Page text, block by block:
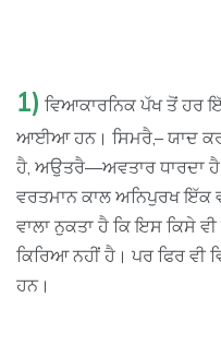
1) ਵਿਆਕਾਰਨਿਕ ਪੱਖ ਤੋਂ ਹਰ
ਆਈਆ ਹਨ। ਸਿਮਰੈ,– ਯਾਦ
ਹੈ, ਅਉਤਰੈ—ਅਵਤਾਰ ਧਾਰਦਾ
ਵਰਤਮਾਨ ਕਾਲ ਅਨਿਪੁਰਖ ਇੱਕ
ਵਾਲਾ ਨੁਕਤਾ ਹੈ ਕਿ ਇਸ ਕਿਸੇ
ਕਿਰਿਆ ਨਹੀਂ ਹੈ। ਪਰ ਫਿਰ ਵੀ
ਹਨ।